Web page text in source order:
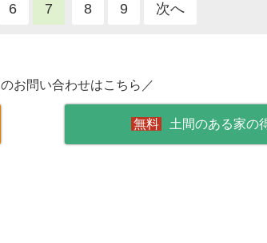
6 7 8 9 次へ
お問い合わせはこちら／
土間のある家の